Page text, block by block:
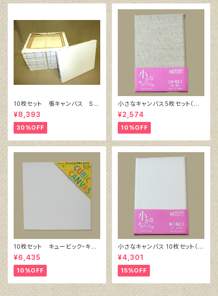
10枚セット 張キャンバス Sn
owWhite SPC（綿・ポリエステ
ル）F6 410㎜×318㎜
¥8,393
30%OFF
小さなキャンバス５枚セット（麻
キャンバス裏面張り）
¥2,574
10%OFF
10枚セット キュービック・キャ
ンバス白（縦150㎜×横150㎜×
厚38㎜）
¥6,435
10%OFF
小さなキャンバス 10枚セット（ホ
ワイト塗りキャンバス張り）
¥4,301
15%OFF